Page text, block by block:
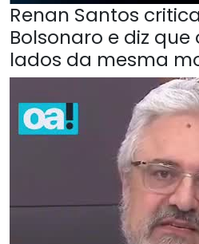
Renan Santos
Bolsonaro e diz que
lados da mesma